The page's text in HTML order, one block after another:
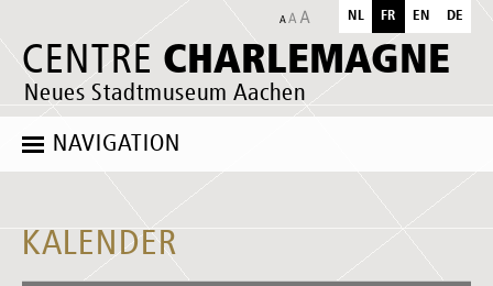
CENTRE CHARLEMAGNE
Neues Stadtmuseum Aachen
NL FR EN DE
NAVIGATION
KALENDER